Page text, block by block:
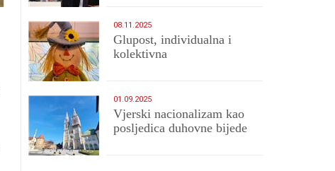
08.11.2025
Glupost, individualna i
kolektivna
01.09.2025
​Vjerski nacionalizam kao
posljedica duhovne bijede